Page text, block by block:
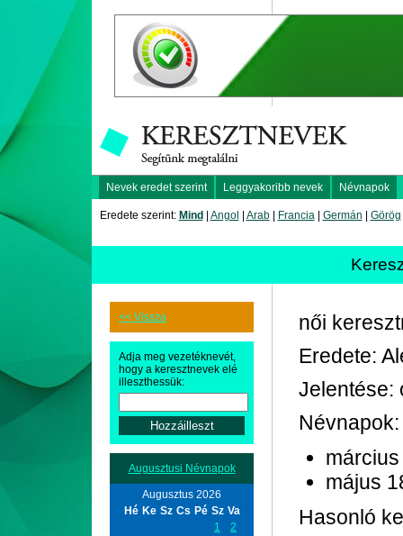
Nevek eredet szerint Leggyakoribb nevek Névnapok
Eredete szerint: Mind Angol Arab| Francia| Germán Görög
<< Vissza
Adja meg vezetéknevét,
hogy a keresztnevek elé
illeszthessük:
Augusztusi Névnapok
Augusztus 2026
Hé Ke Sz Cs Pé Sz Va
1
2
női
Eredete:
Jelentése:
Névnapok:
május
Hasonló